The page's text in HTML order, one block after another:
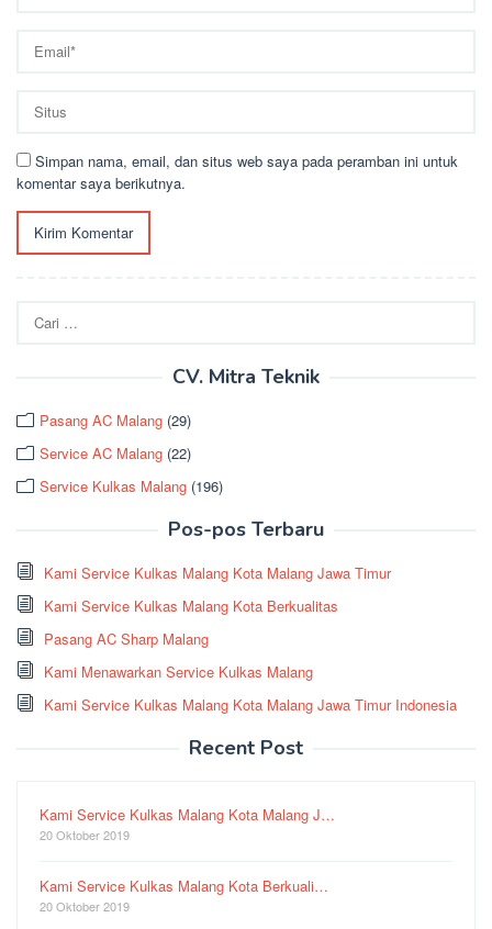
Simpan nama, email, dan situs web saya pada peramban ini untuk
komentar saya berikutnya.
untuk:
CV. Mitra Teknik
Pasang AC Malang (29)
Service AC Malang (22)
Service Kulkas Malang (196)
Pos-pos Terbaru
Kami Service Kulkas Malang Kota Malang Jawa Timur
Kami Service Kulkas Malang Kota Berkualitas
Pasang AC Sharp Malang
Kami Menawarkan Service Kulkas Malang
Kami Service Kulkas Malang Kota Malang Jawa Timur Indonesia
Recent Post
Kami Service Kulkas Malang Kota Malang J…
20 Oktober 2019
Kami Service Kulkas Malang Kota Berkuali…
20 Oktober 2019